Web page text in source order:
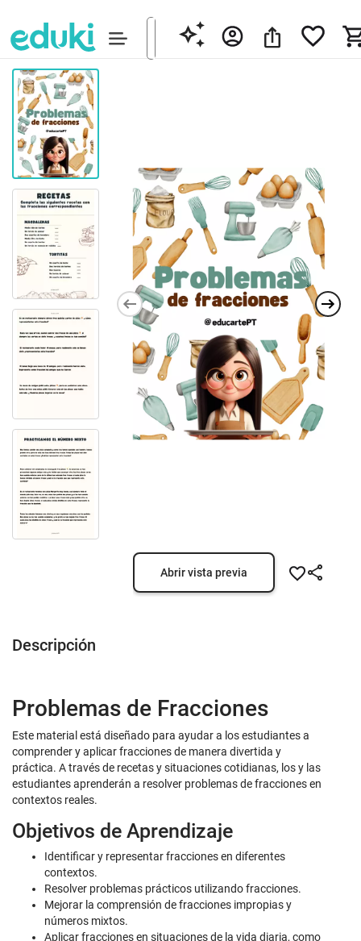
Abrir vista previa
Descripción
Problemas de Fracciones
Este material está diseñado para ayudar a los estudiantes a
comprender y aplicar fracciones de manera divertida y
práctica. A través de recetas y situaciones cotidianas, los y las
estudiantes aprenderán a resolver problemas de fracciones en
contextos reales.
Objetivos de Aprendizaje
Identificar y representar fracciones en diferentes
contextos.
Resolver problemas prácticos utilizando fracciones.
Mejorar la comprensión de fracciones impropias y
números mixtos.
Aplicar fracciones en situaciones de la vida diaria, como